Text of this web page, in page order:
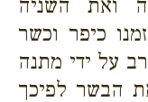
ואת השניה
כיפר וכשר
על ידי מתנה
הבשר לפיכך